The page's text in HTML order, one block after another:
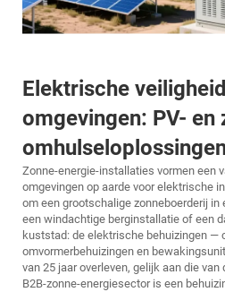
Elektrische
omgevingen: PV- en
Zonne-energie-installaties vormen een
omgevingen op aarde voor elektrische
om een grootschalige zonneboerderij
een windachtige berginstallatie of een
kuststad: de elektrische behuizingen —
omvormerbehuizingen en
van 25 jaar overleven, gelijk aan die
B2B-zonne-energiesector is een